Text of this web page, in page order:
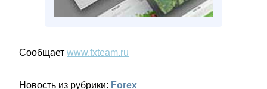
Сообщает www.fxteam.ru
Новость из рубрики: Forex